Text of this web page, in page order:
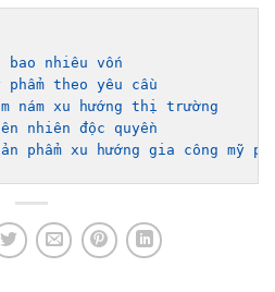
bao nhiêu vốn
theo yêu cầu
nám xu hướng thị trường
nhiên độc quyền
phẩm xu hướng gia công mỹ